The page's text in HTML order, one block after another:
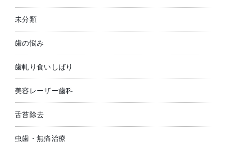
未分類
歯の悩み
歯軋り食いしばり
美容レーザー歯科
舌苔除去
虫歯・無痛治療